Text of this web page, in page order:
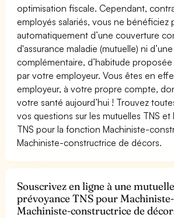
optimisation fiscale. Cependant,
employés salariés, vous ne bénéficiez
automatiquement d’une couverture
d'assurance maladie (mutuelle) ni
complémentaire, d’habitude
par votre employeur. Vous êtes en
employeur, à votre propre compte,
votre santé aujourd’hui ! Trouvez
vos questions sur les mutuelles TNS
TNS pour la fonction Machiniste-
Machiniste-constructrice de décors.
Souscrivez en ligne à une
prévoyance TNS pour
Machiniste-constructrice de